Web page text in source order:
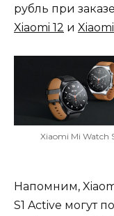
рубль при
Xiaomi 12 и
Xiaomi Mi Watch
Напомним,
S1 Active могут